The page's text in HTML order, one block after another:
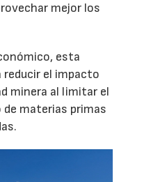
mejor los
esta
el impacto
minera al limitar el
materias primas